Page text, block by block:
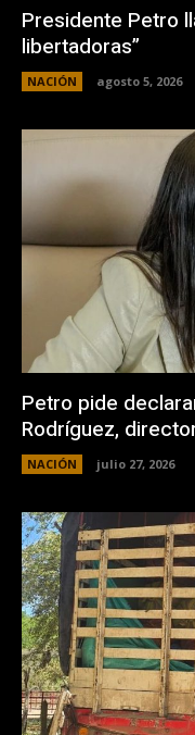
Presidente Petro
libertadoras”
NACIÓN agosto 5, 2026
Petro pide
Rodríguez,
NACIÓN julio 27, 2026